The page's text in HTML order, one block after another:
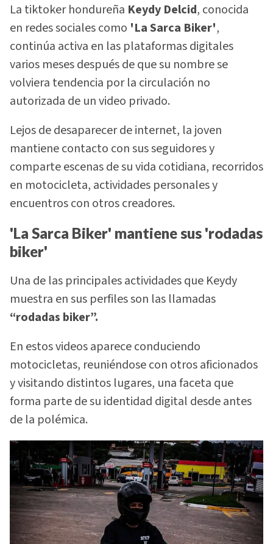
La tiktoker hondureña Keydy Delcid, conocida
en redes sociales como 'La Sarca Biker',
continúa activa en las plataformas digitales
varios meses después de que su nombre se
volviera tendencia por la circulación no
autorizada de un video privado.
Lejos de desaparecer de internet, la joven
mantiene contacto con sus seguidores y
comparte escenas de su vida cotidiana, recorridos
en motocicleta, actividades personales y
encuentros con otros creadores.
'La Sarca Biker' mantiene sus 'rodadas
biker'
Una de las principales actividades que Keydy
muestra en sus perfiles son las llamadas
“rodadas biker”.
En estos videos aparece conduciendo
motocicletas, reuniéndose con otros aficionados
y visitando distintos lugares, una faceta que
forma parte de su identidad digital desde antes
de la polémica.